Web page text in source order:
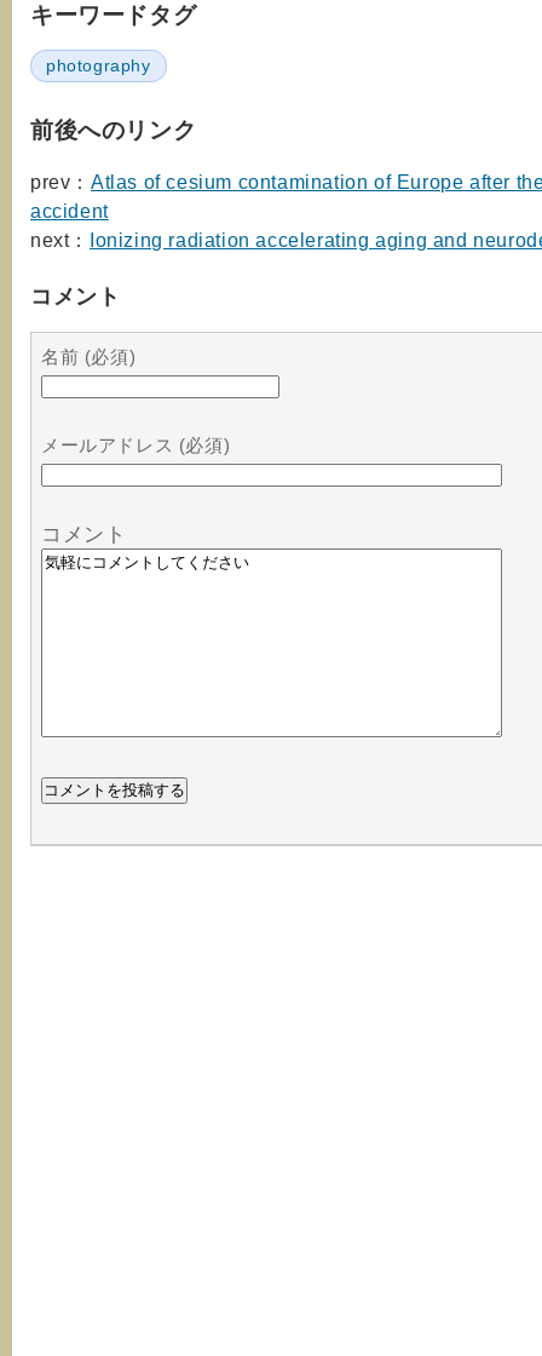
キーワードタグ
photography
前後へのリンク
prev： Atlas of cesium contamination of Europe after
accident
next： Ionizing radiation accelerating aging and
コメント
名前 (必須)
メールアドレス (必須)
コメント